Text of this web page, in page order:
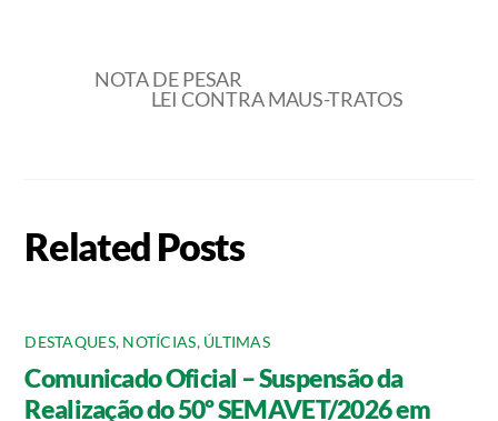
NOTA DE PESAR
LEI CONTRA MAUS-TRATOS
Related Posts
DESTAQUES, NOTÍCIAS, ÚLTIMAS
Comunicado Oficial – Suspensão da
Realização do 50º SEMAVET/2026 em